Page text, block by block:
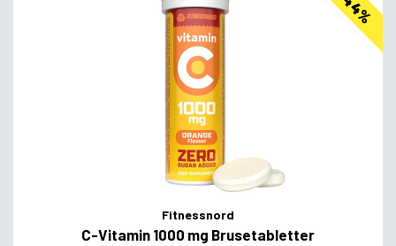
Fitnessnord
C-Vitamin 1000 mg Brusetabletter